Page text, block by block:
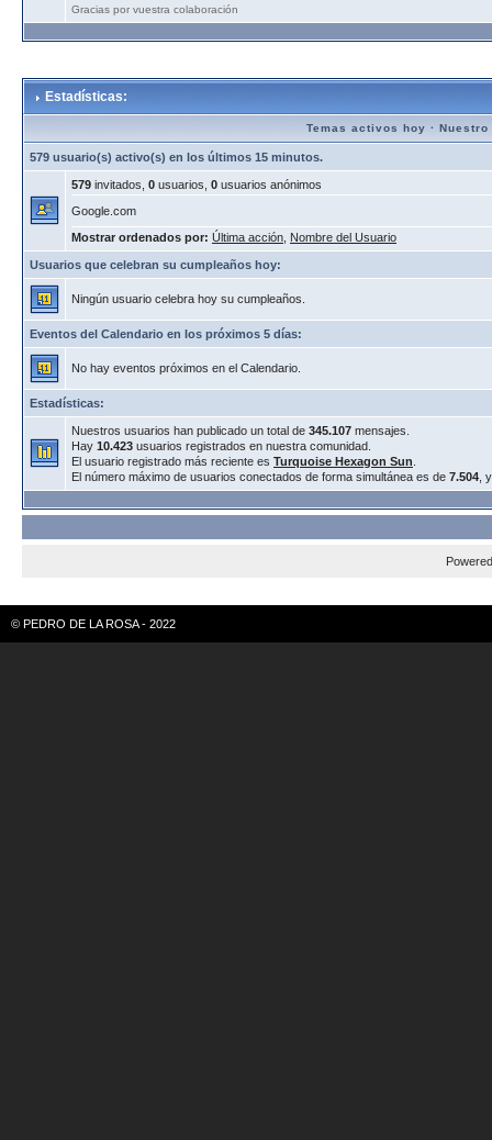
Gracias por vuestra colaboración
Estadísticas:
Temas activos hoy · Nuestro
579 usuario(s) activo(s) en los últimos 15 minutos.
579 invitados, 0 usuarios, 0 usuarios anónimos
Google.com
Mostrar ordenados por: Última acción Nombre del Usuario
Usuarios que celebran su cumpleaños hoy:
Ningún usuario celebra hoy su cumpleaños.
Eventos del Calendario en los próximos 5 días:
No hay eventos próximos en el Calendario.
Estadísticas:
Nuestros usuarios han publicado un total de 345.107 mensajes.
Hay 10.423 usuarios registrados en nuestra comunidad.
El usuario registrado más reciente es Turquoise Hexagon Sun
El número máximo de usuarios conectados de forma simultánea es de 7.504 ,
© PEDRO DE LA ROSA - 2022